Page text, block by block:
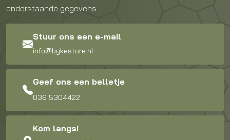
onderstaande gegevens.
Stuur ons een e-mail
info@bykestore.nl
Geef ons een belletje
036 5304422
Kom langs!